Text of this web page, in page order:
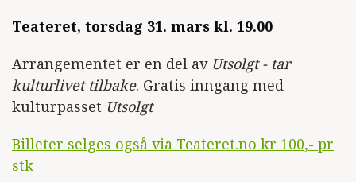
Teateret, torsdag 31. mars kl. 19.00
Arrangementet er en del av Utsolgt - tar
kulturlivet tilbake. Gratis inngang med
kulturpasset Utsolgt
Billeter selges også via Teateret.no kr 100,- pr
stk